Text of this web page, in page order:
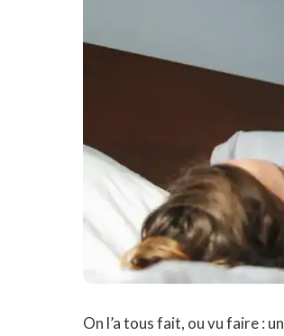
On l’a tous fait, ou vu faire :